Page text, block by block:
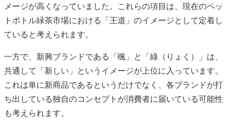
メージが高くなっていました。これらの項目は、現在のペッ
トボトル緑茶市場における「王道」のイメージとして定着し
ていると考えられます。
一方で、新興ブランドである「颯」と「綠（りょく）」は、
共通して「新しい」というイメージが上位に入っています。
これは単に新商品であるというだけでなく、各ブランドが打
ち出している独自のコンセプトが消費者に届いている可能性
も考えられます。